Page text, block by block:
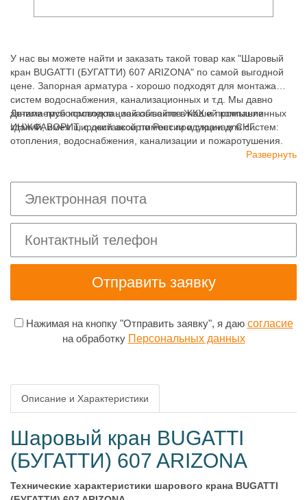
У нас вы можете найти и заказать такой товар как "Шаровый
кран BUGATTI (БУГАТТИ) 607 ARIZONA" по самой выгодной
цене. Запорная арматура - хорошо подходят для монтажа
систем водоснабжения, канализационных и т.д. Мы давно
занимаемся комплектацией объектов ЖКХ и промышленных
зданий, имея широкий ассортимент продукции для систем:
отопления, водоснабжения, канализации и пожаротушения.
Детали трубопроводов - заказывайте в нашей компании
ИНЖФАВОРИТ, с доставкой по России и странам СНГ.
Развернуть
Нажимая на кнопку "Отправить заявку", я даю согласие
на обработку Персональных данных
Описание и Характеристики
Шаровый кран BUGATTI
(БУГАТТИ) 607 ARIZONA
Технические характеристики шарового крана BUGATTI